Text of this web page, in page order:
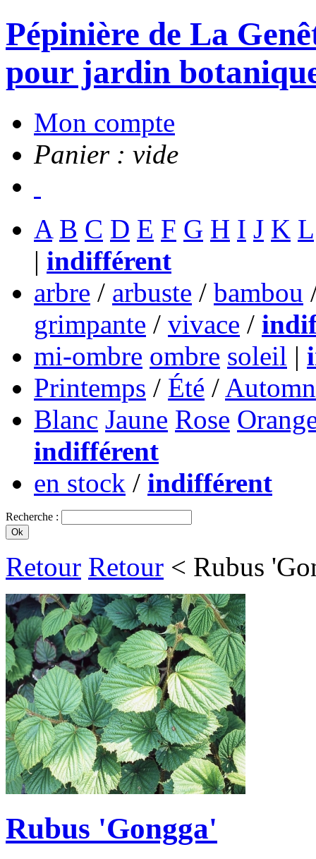
Pépinière de La
pour jardin
Mon compte
Panier : vide
A B C D E F G H I J K L
| indifférent
arbre / arbuste / bambou
grimpante / vivace /
mi-ombre ombre soleil |
Printemps / Été /
Blanc Jaune Rose
indifférent
en stock / indifférent
Recherche :
Retour Retour < Rubus
Rubus 'Gongga'